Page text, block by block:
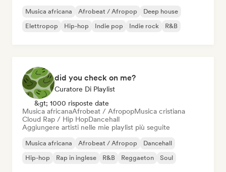
Musica africana Afrobeat / Afropop
Deep house
Elettropop
Hip-hop Indie pop Indie rock R&B
did you check on me?
Curatore Di Playlist
&gt; 1000 risposte date
Musica africanaAfrobeat / AfropopMusica cristiana
Cloud Rap / Hip HopDancehall
Aggiungere artisti nelle mie playlist più seguite
Musica africana Afrobeat / Afropop
Dancehall
Hip-hop
Rap in inglese R&B Reggaeton Soul